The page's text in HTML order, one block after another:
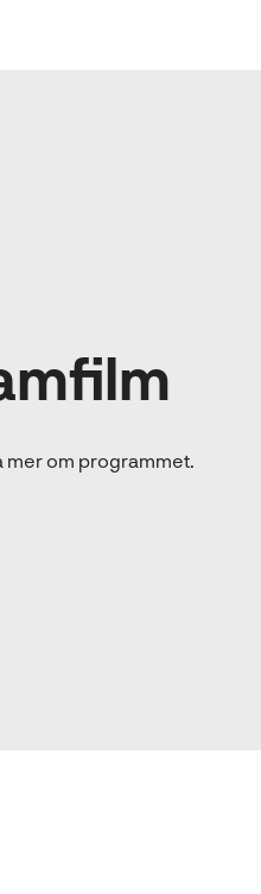
mer om programmet.